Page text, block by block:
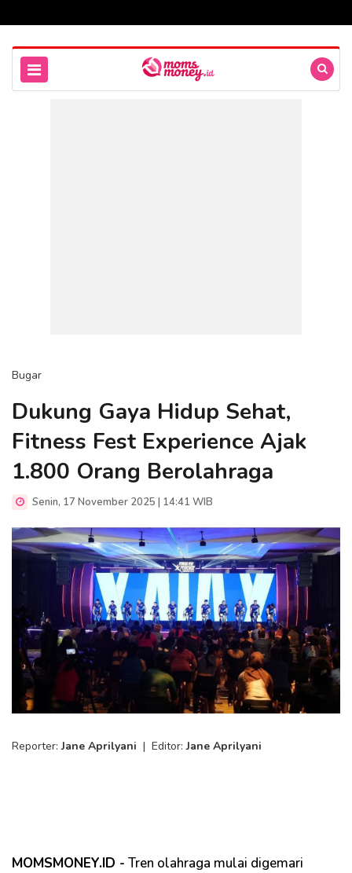
Bugar
Dukung Gaya Hidup Sehat,
Fitness Fest Experience Ajak
1.800 Orang Berolahraga
Senin, 17 November 2025 | 14:41 WIB
Reporter:Jane Aprilyani | Editor:Jane Aprilyani
MOMSMONEY.ID - Tren olahraga mulai digemari